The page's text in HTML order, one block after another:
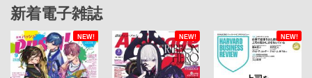
新着電子雑誌
NEW! NEW! NEW!